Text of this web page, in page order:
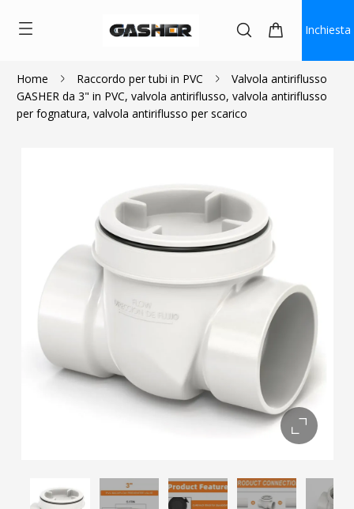
Inchiesta
Home Raccordo per tubi in PVC
Valvola antiriflusso
GASHER da 3" in PVC, valvola antiriflusso, valvola antiriflusso
per fognatura, valvola antiriflusso per scarico
$31.99